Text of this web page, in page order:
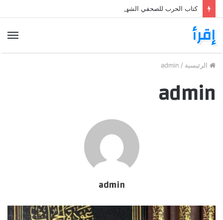
كتاب الحرب للصحفي الشهير بوب وودوارد War: Woodward PDF
إقرأ
الرئيسية /
admin
admin
admin